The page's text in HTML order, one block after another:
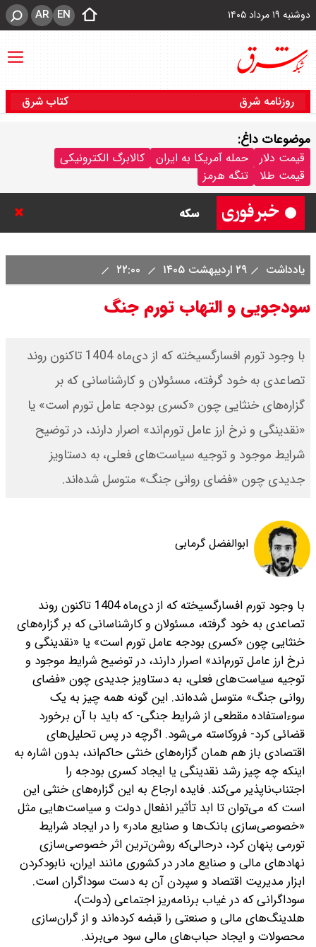
دوشنبه ۱۹ مرداد ۱۴۰۵ EN
AR
روزنامه شرق کتاب شرق
موضوعات داغ:
قیمت دلار حمله آمریکا به ایران
کالابرگ الکترونیکی
قیمت طلا
تنگه هرمز
سکه
شد / تمام دبیران شعام + اینفوگرافی
طلا
قیمت طلا ۱۸ عیار امروز دوشنبه ۱۹
مرداد ۱۴۰۵ اعلام شد/ طلا دوباره اوج
گرفت
است + عکس و ویدئو
یادداشت ۲۹ اردیبهشت ۱۴۰۵
سودجویی و التهاب تورم جنگ
با وجود تورم افسارگسیخته که از دی‌ماه 1404 تاکنون روند
تصاعدی به خود گرفته، مسئولان و کارشناسانی که بر
گزاره‌های خنثایی چون «کسری بودجه عامل تورم است» یا
«نقدینگی و نرخ ارز عامل تورم‌اند» اصرار دارند، در توضیح
شرایط موجود و توجیه سیاست‌های فعلی، به دستاویز
جدیدی چون «فضای روانی جنگ» متوسل شده‌اند.
ابوالفضل گرمابی
با وجود تورم افسارگسیخته که از دی‌ماه 1404 تاکنون روند
تصاعدی به خود گرفته، مسئولان و کارشناسانی که بر گزاره‌های
خنثایی چون «کسری بودجه عامل تورم است» یا «نقدینگی و
نرخ ارز عامل تورم‌اند» اصرار دارند، در توضیح شرایط موجود و
توجیه سیاست‌های فعلی، به دستاویز جدیدی چون «فضای
روانی جنگ» متوسل شده‌اند. این گونه همه چیز به یک
سوءاستفاده مقطعی از شرایط جنگی- که باید با آن برخورد
قضائی کرد- فروکاسته می‌شود. اگرچه در پس تحلیل‌های
اقتصادی باز هم همان گزاره‌های خنثی حاکم‌اند، بدون اشاره به
اینکه چه چیز رشد نقدینگی یا ایجاد کسری بودجه را
اجتناب‌ناپذیر می‌کند. فایده ارجاع به این گزاره‌های خنثی این
است که می‌توان تا ابد تأثیر انفعال دولت و سیاست‌هایی مثل
«خصوصی‌سازی بانک‌ها و صنایع مادر» را در ایجاد شرایط
تورمی پنهان کرد، در‌حالی‌که روشن‌ترین اثر خصوصی‌سازی
نهادهای مالی و صنایع مادر در کشوری مانند ایران، نابودکردن
ابزار مدیریت اقتصاد و سپردن آن به دست سوداگران است.
سوداگرانی که در غیاب برنامه‌ریز اجتماعی (دولت)،
هلدینگ‌های مالی و صنعتی را قبضه کرده‌اند و از گران‌سازی
محصولات و ایجاد حباب‌های مالی سود می‌برند.